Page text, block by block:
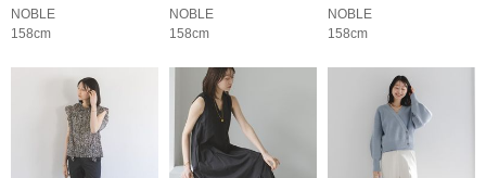
NOBLE
158cm
NOBLE
158cm
NOBLE
158cm